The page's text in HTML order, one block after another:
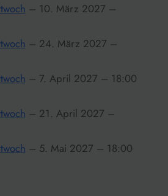
– 10. März 2027 –
– 24. März 2027 –
– 7. April 2027 – 18:00
– 21. April 2027 –
– 5. Mai 2027 – 18:00